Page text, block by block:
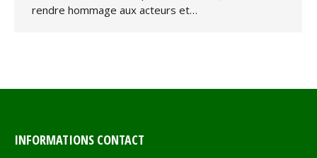
rendre hommage aux acteurs et…
INFORMATIONS CONTACT